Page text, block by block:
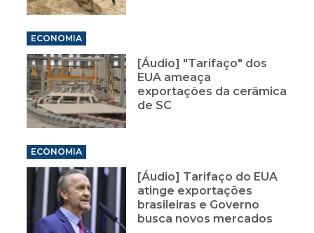
ECONOMIA
[Áudio] "Tarifaço" dos
EUA ameaça
exportações da cerâmica
de SC
ECONOMIA
[Áudio] Tarifaço do EUA
atinge exportações
brasileiras e Governo
busca novos mercados